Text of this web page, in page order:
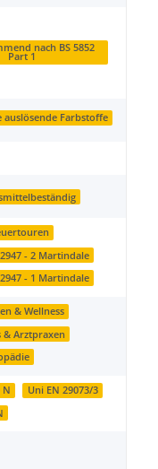
nach BS 5852
Part 1
auslösende Farbstoffe
- 2 Martindale
- 1 Martindale
& Wellness
& Arztpraxen
N
Uni EN 29073/3